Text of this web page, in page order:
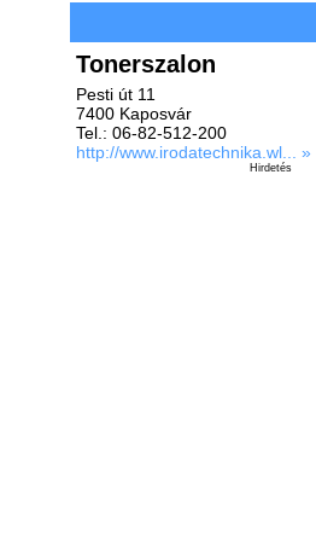
Tonerszalon
Pesti út 11
7400 Kaposvár
Tel.: 06-82-512-200
http://www.irodatechnika.wl... »
Hirdetés